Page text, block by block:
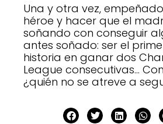
Una y otra vez,
héroe y hacer que el
soñando con conseguir
antes soñado: ser el
historia en ganar dos
League consecutivas…
¿quién no se atreve a